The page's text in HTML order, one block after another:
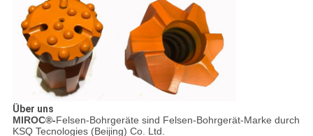
Über uns
MIROC®-Felsen-Bohrgeräte sind Felsen-Bohrgerät-Marke durch
KSQ Tecnologies (Beijing) Co. Ltd.